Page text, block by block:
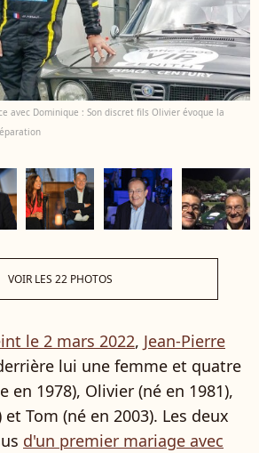
avec Dominique : Son discret fils Olivier évoque la
VOIR LES 22 PHOTOS
le 2 mars 2022, Jean-Pierre
lui une femme et quatre
en 1978), Olivier (né en 1981),
et Tom (né en 2003). Les deux
d'un premier mariage avec